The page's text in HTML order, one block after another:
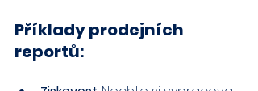
Příklady prodejních
reportů: